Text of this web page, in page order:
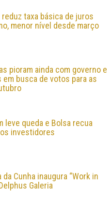
taxa básica de juros
menor nível desde março
pioram ainda com governo e
em busca de votos para as
leve queda e Bolsa recua
investidores
da Cunha inaugura “Work in
Galeria